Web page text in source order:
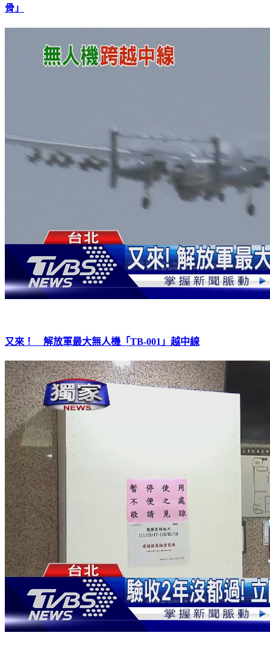
骨」
又來！ 解放軍最大無人機「TB-001」越中線